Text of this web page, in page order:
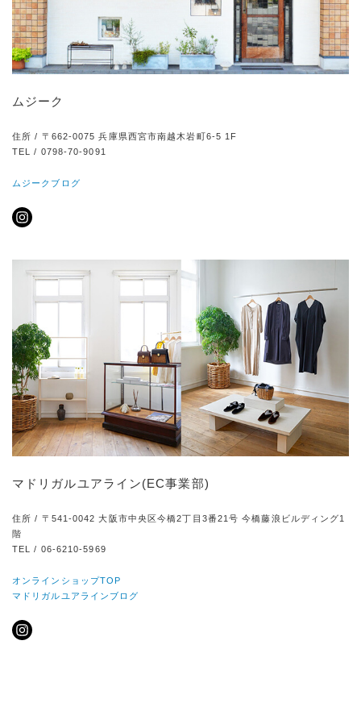
ムジーク
住所 / 〒662-0075 兵庫県西宮市南越木岩町6-5 1F
TEL / 0798-70-9091
ムジークブログ
マドリガルユアライン(EC事業部)
住所 / 〒541-0042 大阪市中央区今橋2丁目3番21号 今橋藤浪ビルディング1
階
TEL / 06-6210-5969
オンラインショップTOP
マドリガルユアラインブログ